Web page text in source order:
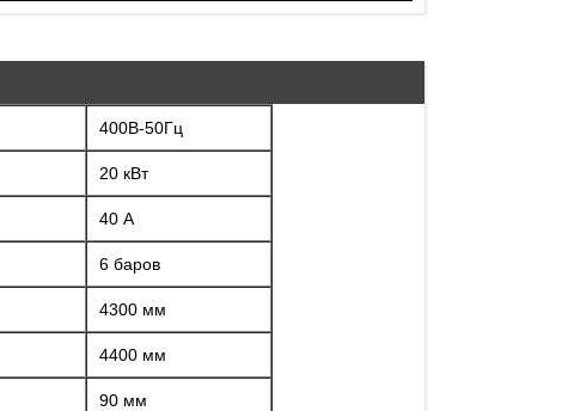
400В-50Гц
20 кВт
40 А
6 баров
4300 мм
4400 мм
90 мм